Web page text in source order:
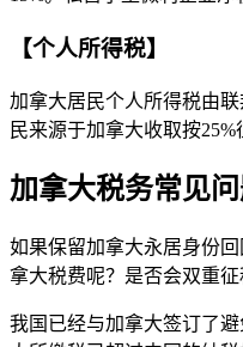
【个人所得税】
加拿大居民个人所得税由
民来源于加拿大收取按25%
加拿大税务常见
如果保留加拿大永居身份
拿大税费呢？是否会双重征
我国已经与加拿大签订了